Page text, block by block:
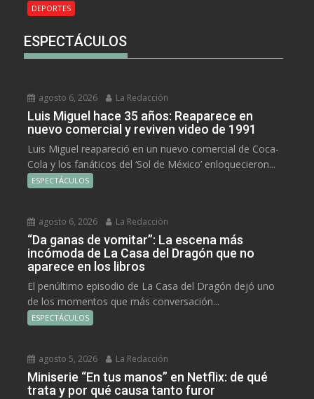
DEPORTES
ESPECTÁCULOS
agosto 6, 2026 La Redacción
Luis Miguel hace 35 años: Reaparece en
nuevo comercial y reviven video de 1991
Luis Miguel reapareció en un nuevo comercial de Coca-
Cola y los fanáticos del ‘Sol de México’ enloquecieron...
ESPECTÁCULOS
agosto 6, 2026 La Redacción
“Da ganas de vomitar”: La escena más
incómoda de La Casa del Dragón que no
aparece en los libros
El penúltimo episodio de La Casa del Dragón dejó uno
de los momentos que más conversación...
ESPECTÁCULOS
agosto 5, 2026 La Redacción
Miniserie “En tus manos” en Netflix: de qué
trata y por qué causa tanto furor